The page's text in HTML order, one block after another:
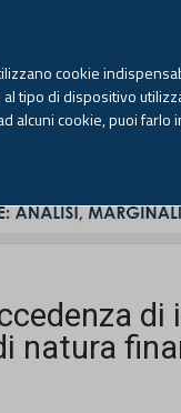
Sabato, 8
natura
cookie
tipo di dispositivo
alcuni cookie, puoi